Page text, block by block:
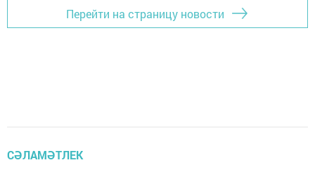
Перейти на страницу новости
СӘЛАМӘТЛЕК